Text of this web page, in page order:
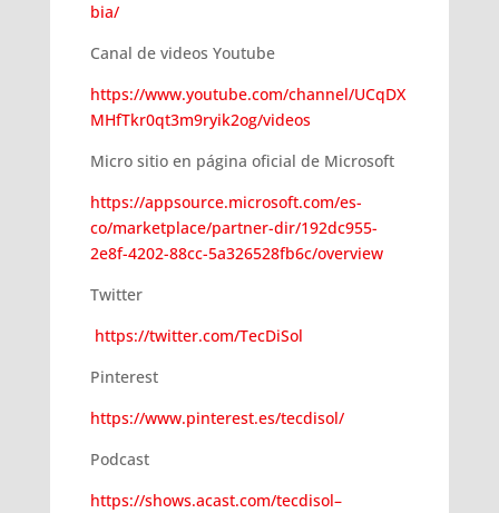
bia/
Canal de videos Youtube
https://www.youtube.com/channel/UCqDX
MHfTkr0qt3m9ryik2og/videos
Micro sitio en página oficial de Microsoft
https://appsource.microsoft.com/es-
co/marketplace/partner-dir/192dc955-
2e8f-4202-88cc-5a326528fb6c/overview
Twitter
https://twitter.com/TecDiSol
Pinterest
https://www.pinterest.es/tecdisol/
Podcast
https://shows.acast.com/tecdisol–